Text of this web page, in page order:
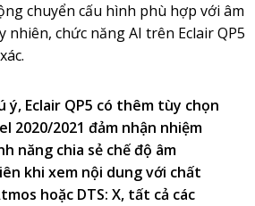
chuyển cấu hình phù hợp với âm
chức năng AI trên Eclair QP5
ý, Eclair QP5 có thêm tùy chọn
2020/2021 đảm nhận nhiệm
năng chia sẻ chế độ âm
khi xem nội dung với chất
hoặc DTS: X,tất cả các